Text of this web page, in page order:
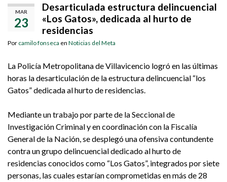
MAR
23
Desarticulada estructura delincuencial
«Los Gatos», dedicada al hurto de
residencias
Por camilo fonseca en Noticias del Meta
La Policía Metropolitana de Villavicencio logró en las últimas
horas la desarticulación de la estructura delincuencial “los
Gatos” dedicada al hurto de residencias.
Mediante un trabajo por parte de la Seccional de
Investigación Criminal y en coordinación con la Fiscalía
General de la Nación, se desplegó una ofensiva contundente
contra un grupo delincuencial dedicado al hurto de
residencias conocidos como “Los Gatos”, integrados por siete
personas, las cuales estarían comprometidas en más de 28